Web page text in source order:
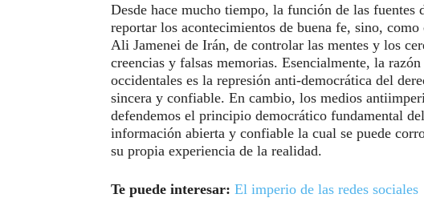
Desde hace mucho tiempo, la función de las
reportar los acontecimientos de buena fe, sino,
Ali Jamenei de Irán, de controlar las mentes y los
creencias y falsas memorias. Esencialmente, la
occidentales es la represión anti-democrática del
sincera y confiable. En cambio, los medios
defendemos el principio democrático fundamental
información abierta y confiable la cual se puede
su propia experiencia de la realidad.
Te puede interesar: El imperio de las redes sociales